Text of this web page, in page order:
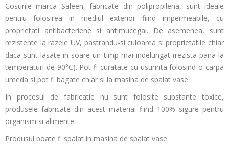
Cosurile marca Saleen, fabricate din polipropilena, sunt ideale
pentru folosirea in mediul exterior fiind impermeabile, cu
proprietati antibacteriene si antimucegai. De asemenea, sunt
rezistente la razele UV, pastrandu-si culoarea si proprietatile chiar
daca sunt lasate in soare un timp mai indelungat (rezista pana la
temperaturi de 90°C). Pot fi curatate cu usurinta folosind o carpa
umeda si pot fi bagate chiar si la masina de spalat vase.
In procesul de fabricatie nu sunt folosite substante toxice,
produsele fabricate din acest material fiind 100% sigure pentru
organism si alimente.
Produsul poate fi spalat in masina de spalat vase.